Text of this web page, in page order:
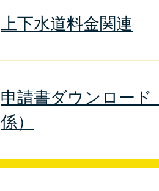
上下水道料金関連
申請書ダウンロード
係）